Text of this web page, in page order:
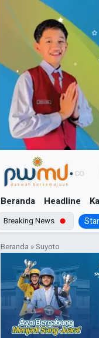
Beranda Headline
Breaking News
Beranda »Suyoto